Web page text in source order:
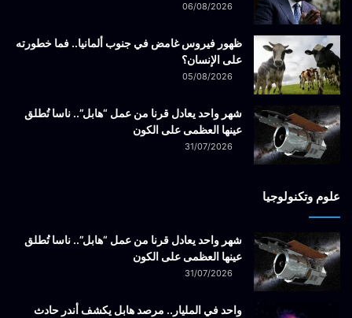
06/08/2026
ظهور فيروس غامض في جنوب ألمانيا.. فما خطورته
على الإنسان؟
05/08/2026
شهر واحد يعادل قرنا من عمل “هابل”.. ناسا تُطلق
عينها العظمى على الكون
31/07/2026
علوم وتكنولوجيا
شهر واحد يعادل قرنا من عمل “هابل”.. ناسا تُطلق
عينها العظمى على الكون
31/07/2026
واحد في المليار.. مرصد هابل يكشف أندر حادث